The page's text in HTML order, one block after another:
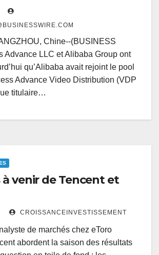
Chine--(BUSINESS
Advance LLC et Alibaba Group ont
qu’Alibaba avait rejoint le pool
Advance Video Distribution (VDP
titulaire…
venir de Tencent et
CROISSANCEINVESTISSEMENT
de marchés chez eToro
abordent la saison des résultats